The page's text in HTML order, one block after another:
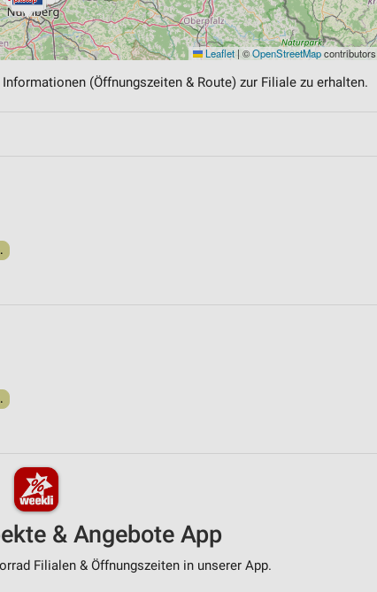
Leaflet| ©OpenStreetMapcontributors
(Öffnungszeiten & Route) zur Filiale zu erhalten.
& Angebote App
Filialen & Öffnungszeiten in unserer App.